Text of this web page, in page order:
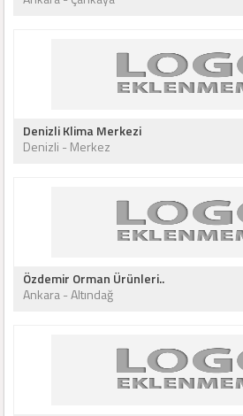
Denizli Klima Merkezi
Denizli - Merkez
Özdemir Orman Ürünleri..
Ankara - Altındağ